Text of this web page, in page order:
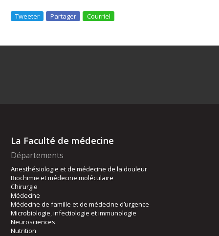
Tweeter Partager Courriel
La Faculté de médecine
Départements
Anesthésiologie et de médecine de la douleur
Biochimie et médecine moléculaire
Chirurgie
Médecine
Médecine de famille et de médecine d’urgence
Microbiologie, infectiologie et immunologie
Neurosciences
Nutrition